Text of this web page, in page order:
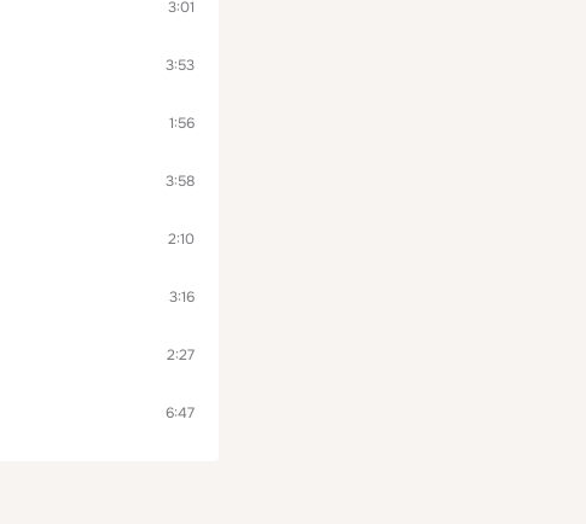
3:01
3:53
1:56
3:58
2:10
3:16
2:27
6:47